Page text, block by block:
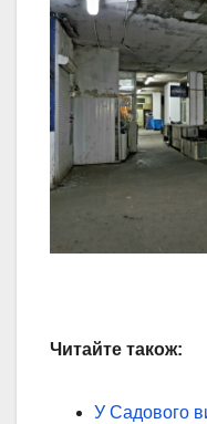
Читайте також:
У Садового